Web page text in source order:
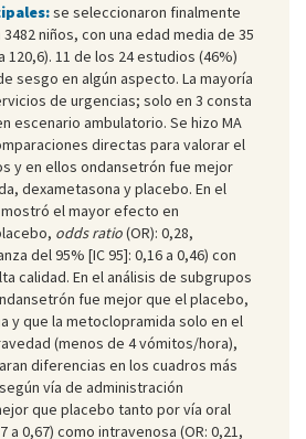
se seleccionaron finalmente
3482 niños, con una edad media de 35
120,6). 11 de los 24 estudios (46%)
sesgo en algún aspecto. La mayoría
de urgencias; solo en 3 consta
escenario ambulatorio. Se hizo MA
directas para valorar el
y en ellos ondansetrón fue mejor
dexametasona y placebo. En el
el mayor efecto en
odds ratio(OR): 0,28,
del 95% [IC 95]: 0,16 a 0,46) con
calidad. En el análisis de subgrupos
fue mejor que el placebo,
y que la metoclopramida solo en el
(menos de 4 vómitos/hora),
diferencias en los cuadros más
vía de administración
que placebo tanto por vía oral
a 0,67) como intravenosa (OR: 0,21,